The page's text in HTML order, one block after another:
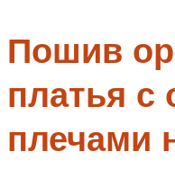
Пошив
платья
плечами